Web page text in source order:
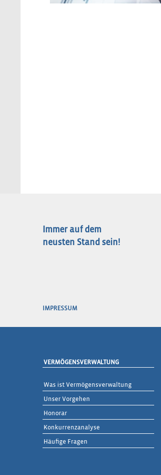
Immer auf dem
neusten Stand sein!
IMPRESSUM
VERMÖGENSVERWALTUNG
Was ist Vermögensverwaltung
Unser Vorgehen
Honorar
Konkurrenzanalyse
Häufige Fragen